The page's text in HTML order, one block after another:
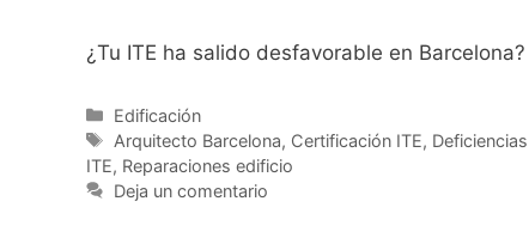
¿Tu ITE ha salido desfavorable en
Categorías
Edificación
Etiquetas
Arquitecto Barcelona, Certificación ITE,
ITE, Reparaciones edificio
Deja un comentario